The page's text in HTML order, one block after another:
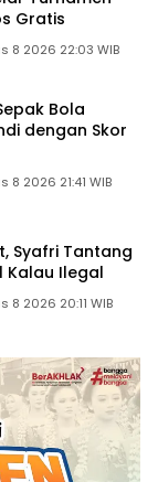
Gratis
8 2026 22:03 WIB
Bola
dengan Skor
8 2026 21:41 WIB
Syafri Tantang
Kalau Ilegal
8 2026 20:11 WIB